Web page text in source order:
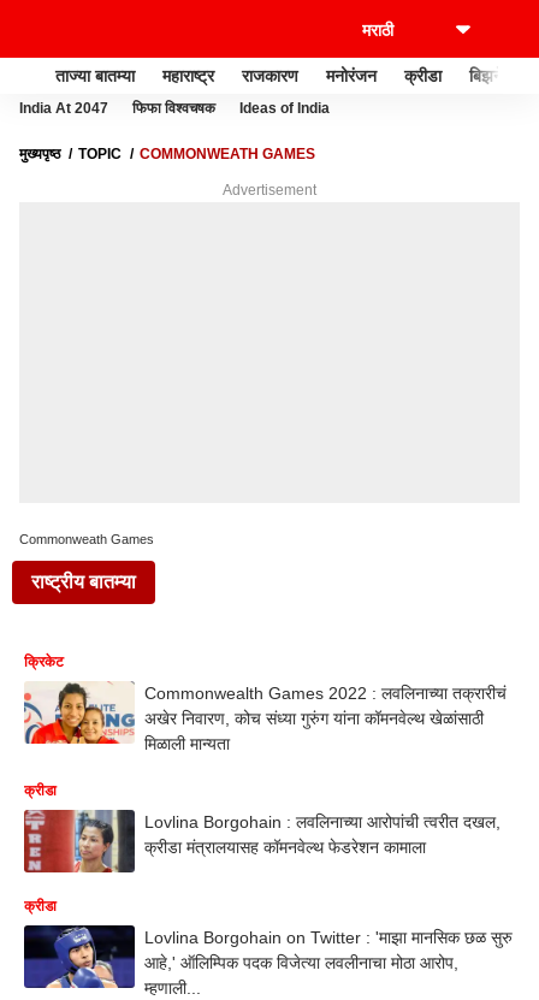
ताज्या बातम्या महाराष्ट्र राजकारण मनोरंजन क्रीडा बिझनेस
India At 2047 फिफा विश्वचषक Ideas of India
मुख्यपृष्ठ TOPIC COMMONWEATH GAMES
Advertisement
Commonweath Games
राष्ट्रीय बातम्या
क्रिकेट
Commonwealth Games 2022 : लवलिनाच्या तक्रारीचं
अखेर निवारण, कोच संध्या गुरुंग यांना कॉमनवेल्थ खेळांसाठी
मिळाली मान्यता
क्रीडा
Lovlina Borgohain : लवलिनाच्या आरोपांची त्वरीत दखल,
क्रीडा मंत्रालयासह कॉमनवेल्थ फेडरेशन कामाला
क्रीडा
Lovlina Borgohain on Twitter : 'माझा मानसिक छळ सुरु
आहे,' ऑलिम्पिक पदक विजेत्या लवलीनाचा मोठा आरोप,
म्हणाली...